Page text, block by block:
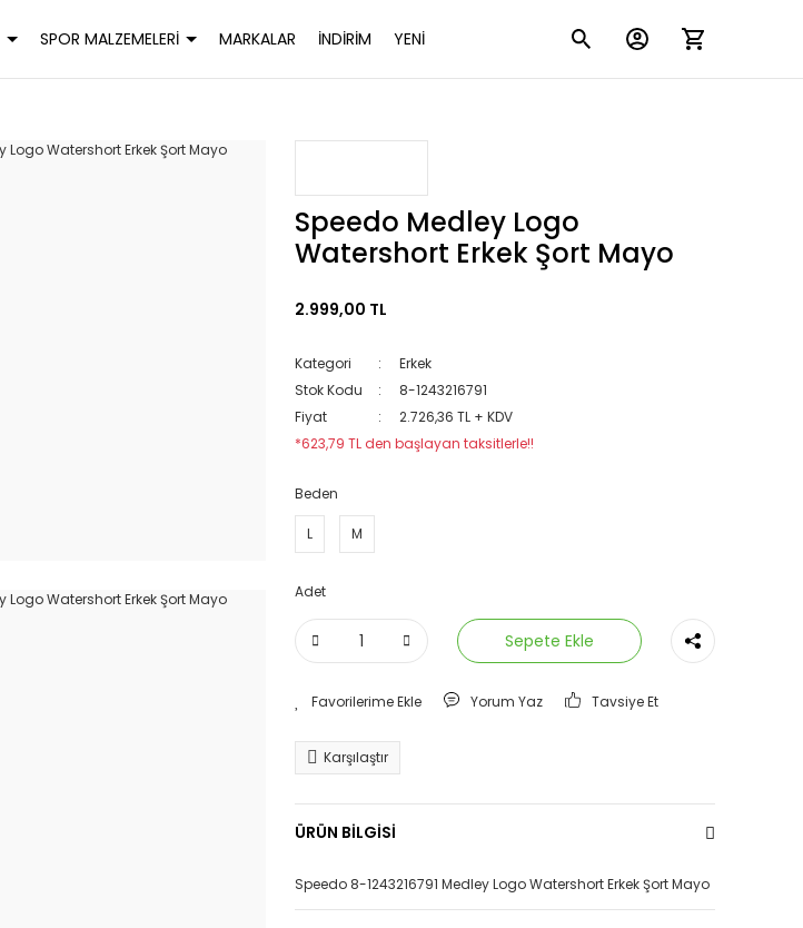
SPOR MALZEMELERİ MARKALAR İNDİRİM YENİ
Speedo Medley Logo
Watershort Erkek Şort Mayo
2.999,00 TL
Kategori
Erkek
Stok Kodu
8-1243216791
Fiyat
2.726,36 TL + KDV
*623,79 TL den başlayan taksitlerle!!
Beden
L M
Adet
Sepete Ekle
Yorum Yaz Tavsiye Et
Karşılaştır
ÜRÜN BİLGİSİ
Speedo 8-1243216791 Medley Logo Watershort Erkek Şort Mayo